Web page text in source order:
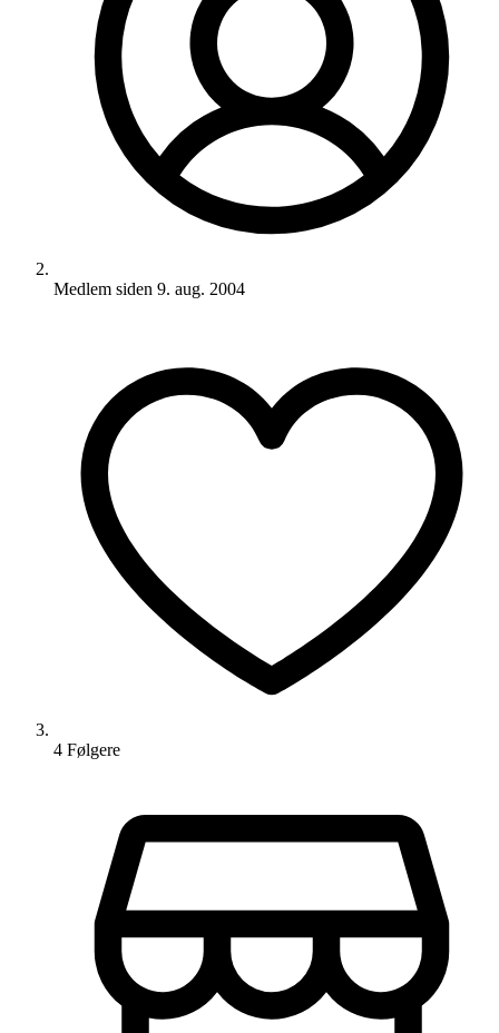
Medlem siden 9. aug. 2004
4 Følgere